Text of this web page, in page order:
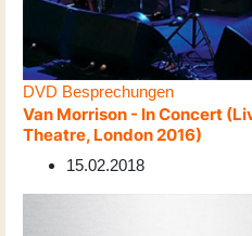
DVD Besprechungen
Van Morrison - In Concert
Theatre, London 2016)
15.02.2018